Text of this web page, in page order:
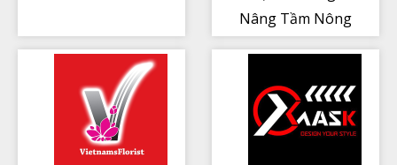
Nâng Tầm Nông